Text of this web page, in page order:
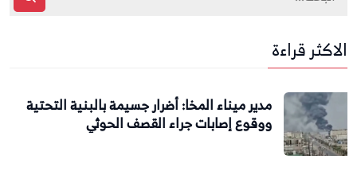
الاكثر قراءة
مدير ميناء المخا: أضرار جسيمة بالبنية التحتية
ووقوع إصابات جراء القصف الحوثي